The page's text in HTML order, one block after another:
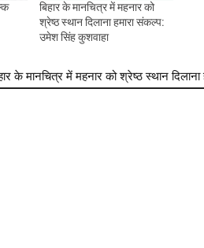
बिहार के मानचित्र में महनार को
श्रेष्ठ स्थान दिलाना हमारा संकल्प:
उमेश सिंह कुशवाहा
के मानचित्र में महनार को श्रेष्ठ स्थान